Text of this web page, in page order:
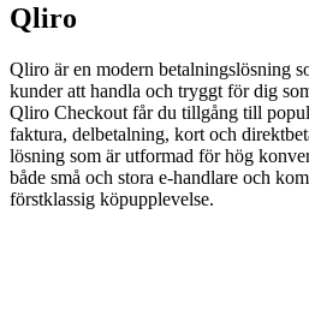
Qliro
Qliro är en modern betalningslösning
kunder att handla och tryggt för dig
Qliro Checkout får du tillgång till
faktura, delbetalning, kort och
lösning som är utformad för hög
både små och stora e-handlare och
förstklassig köpupplevelse.